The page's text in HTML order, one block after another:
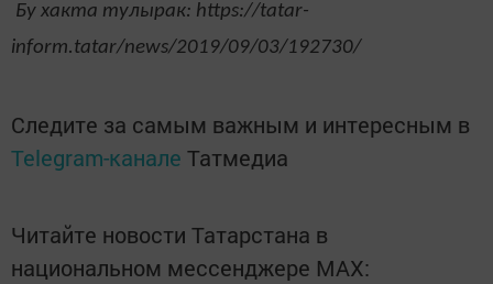
Бу хакта тулырак: https://tatar-
inform.tatar/news/2019/09/03/192730/
Следите за самым важным и интересным в
Telegram-канале Татмедиа
Читайте новости Татарстана в
национальном мессенджере MАХ: